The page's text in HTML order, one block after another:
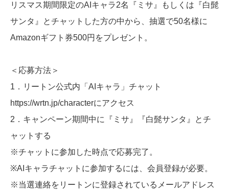
リスマス期間限定のAIキャラ2名『ミサ』もしくは『白髭
サンタ』とチャットした方の中から、抽選で50名様に
Amazonギフト券500円をプレゼント。
＜応募方法＞
1．リートン公式内「AIキャラ」チャット
https://wrtn.jp/characterにアクセス
2．キャンペーン期間中に『ミサ』『白髭サンタ』とチ
ャットする
※チャットに参加した時点で応募完了。
※AIキャラチャットに参加するには、会員登録が必要。
※当選連絡をリートンに登録されているメールアドレス